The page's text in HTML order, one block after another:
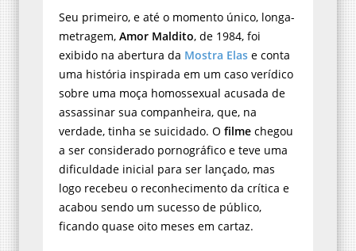
Seu primeiro, e até o momento único, longa-
metragem, Amor Maldito, de 1984, foi
exibido na abertura da Mostra Elas e conta
uma história inspirada em um caso verídico
sobre uma moça homossexual acusada de
assassinar sua companheira, que, na
verdade, tinha se suicidado. O filme chegou
a ser considerado pornográfico e teve uma
dificuldade inicial para ser lançado, mas
logo recebeu o reconhecimento da crítica e
acabou sendo um sucesso de público,
ficando quase oito meses em cartaz.